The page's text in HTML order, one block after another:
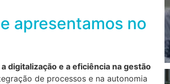
apresentamos no
digitalização e a eficiência na gestão
de processos e na autonomia